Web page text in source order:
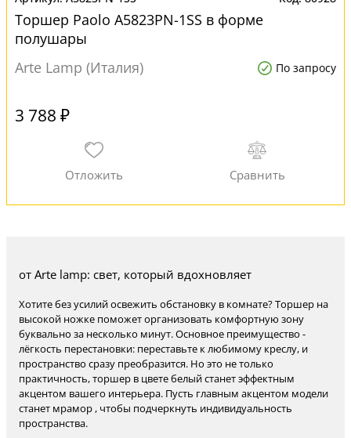
Торшер Paolo A5823PN-1SS в форме
полушары
Arte Lamp (Италия)
По запросу
3 788 ₽
от Arte lamp: свет, который вдохновляет
Хотите без усилий освежить обстановку в комнате? Торшер на
высокой ножке поможет организовать комфортную зону
буквально за несколько минут. Основное преимущество -
лёгкость перестановки: переставьте к любимому креслу, и
пространство сразу преобразится. Но это не только
практичность, торшер в цвете белый станет эффектным
акцентом вашего интерьера. Пусть главным акцентом модели
станет мрамор , чтобы подчеркнуть индивидуальность
пространства.